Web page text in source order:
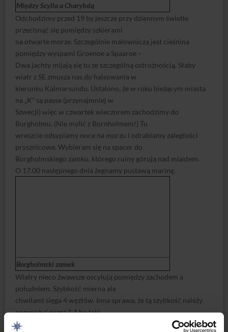
Między Scylla a Charybdą
Odchodzimy przed 19 by jeszcze przy dziennym świetle
przecisnąć się pomiędzy szkierami
na otwarte morze. Szczególnie malownicza jest cieśnina
pomiędzy wyspami Groenoe a Spaaroe –
Dwa jachty mijają się tu ze szczególną ostrożnością. Słaby
wiatr z SE zmusza nas do halsowania w
kierunku Kalmarsundu. Ustalono, że w roku bieżącym miasta
na „K” są passe (przynajmniej w
Szwecji) więc w czwartek wieczorem zachodzimy do
Borgholmu. (Nie mylić z Bornholmem!) Tu
wreszcie odsypiamy noce na morzu i odrabiamy zaległości
prysznicowe. Wybieram się na spacer do
Borgholmskiego zamku, którego ruiny górują nad miastem.
O 17.00 następnego dnia żegnamy pustawą marinę.
Borgholmski zamek
Wiatry nieco żwawsze oscylują pomiędzy zachodem a
południem. Szybkość mierna ale
chwilami sięga 4 węzłów. Inna sprawa, że tą szybkość należy
pomnożyć przez 1.4 bo taki
współczynnik logu wynika z porównania z GPSem. W niedzielę